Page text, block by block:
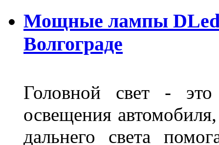
Мощные лампы DLed
Волгограде
Головной свет -
освещения
дальнего света